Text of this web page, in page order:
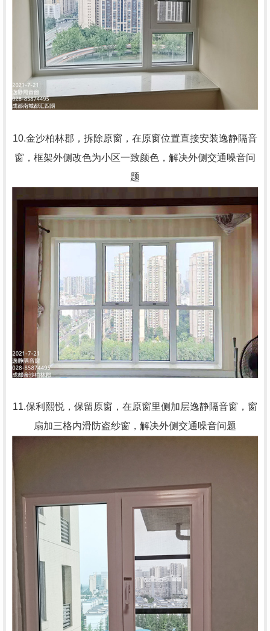
10.金沙柏林郡，拆除原窗，在原窗位置直接安装逸静隔音
窗，框架外侧改色为小区一致颜色，解决外侧交通噪音问
题
11.保利熙悦，保留原窗，在原窗里侧加层逸静隔音窗，窗
扇加三格内滑防盗纱窗，解决外侧交通噪音问题